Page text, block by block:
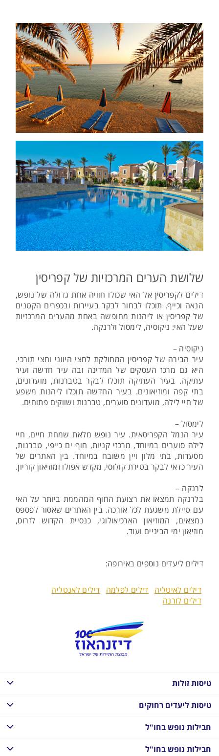
שלושת הערים המרכזיות של קפריסין
דילים לקפריסין אל האי שכולו חוויה אחת גדולה של נופש,
הנאה וכייף. תוכלו לבחור לבקר בעיירות ובכפרים הקטנים
של קפריסין או ליהנות מחופשה באחת מהערים המרכזיות
שעל האי: ניקוסיה, לימסול ולרנקה.
ניקוסיה –
עיר הבירה של קפריסין המחולקת לחצי היווני וחצי תורכי.
היא גם מרכז העסקים של המדינה ובה עיר חדשה ועיר
עתיקה. בעיר העתיקה תוכלו לבקר בטברנות, מועדונים,
בתי קפה ומוזיאונים. בעיר החדשה תוכלו ליהנות משפע
של חיי לילה, מועדונים סוערים, טברנות ושווקים פתוחים.
לימסול –
עיר הנמל הקפריסאית. עיר נופש מלאת שמחת חיים, חיי
לילה סוערים במיוחד, מרכזי קניות, חוף ים כייפי, טברנות,
מסעדות, בתי מלון ויין משובח במיוחד. בין האתרים של
העיר כדאי לבקר בטירת קולוסי, מקדש אפולו ומוזיאון קוריון.
לרנקה –
בלרנקה תמצאו את רצועת החוף המהממת ביותר על האי
עם טיילת משגעת לכל אורכה. בין האתרים שאסור לפספס
נמצאים, המוזיאון הארכיאולוגי, כנסיית הקדוש לזרוס,
מוזיאון ימי הביניים ועוד.
דילים ליעדים נוספים באירופה:
דילים לאיטליה דילים לפלמה
דילים לאנטליה
דילים לורנה
טיסות זולות
טיסות ליעדים רחוקים
חבילות נופש בחו"ל
חבילות נופש בחו"ל